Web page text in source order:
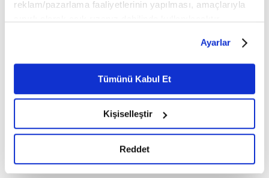
reklam/pazarlama faaliyetlerinin yapılması, amaçlarıyla
belirleyebilirsiniz. Çerezlere ilişkin detaylı bilgi için
Ayarlar butonuna tıklayabilir,Çerez Bilgilendirme
Metnimizi ziyaret edebilirsiniz.
6698 sayılı Kişisel Verilerin Korunması Kanunu uyarınca
okumak ve sitemizi ziyaretiniz kapsamında
gerçekleştirilen veri işleme faaliyetleri ile ilgili daha
detaylı bilgi almak için lütfentıklayınız.
Ayarlar
Tümünü Kabul Et
Kişiselleştir
Reddet
''Ben başı ağır gelmiş, boşlukta düşen fikir;